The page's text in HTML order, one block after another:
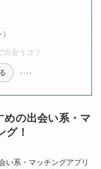
出会うコツ
めの出会い系・マ
グ！
い系・マッチングアプリ